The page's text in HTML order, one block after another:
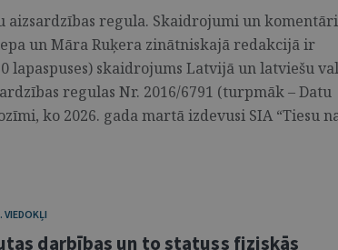
aizsardzības regula. Skaidrojumi un
un Māra Ruķera zinātniskajā redakcijā ir
lapaspuses) skaidrojums Latvijā un latviešu
regulas Nr. 2016/6791 (turpmāk – Datu
ko 2026. gada martā izdevusi SIA “Tiesu
VIEDOKĻI
darbības un to statuss fiziskās